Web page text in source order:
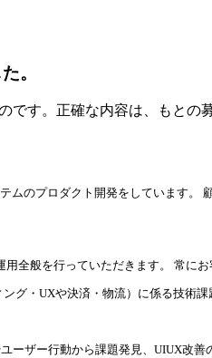
。
です。正確な内容は、もとの
ムのプロダクト開発をしています
全般を行っていただきます。 常に
グ・UXや決済・物流）に係る技術課
ーザー行動から課題発見、UIUX改善